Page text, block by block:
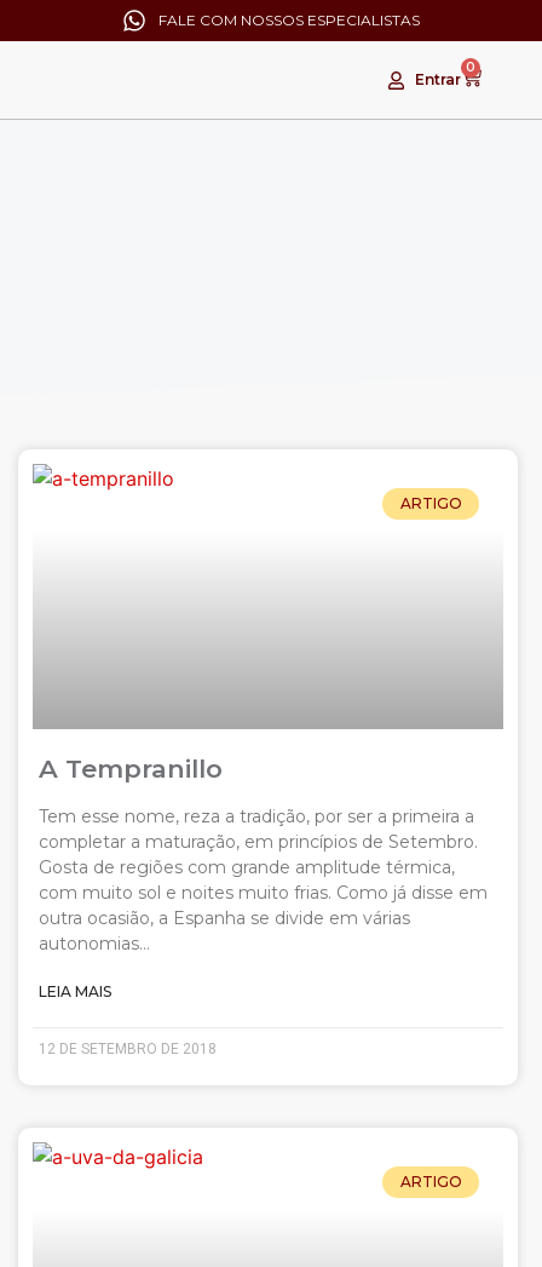
FALE COM NOSSOS ESPECIALISTAS
Entrar
0
ARTIGO
A Tempranillo
Tem esse nome, reza a tradição, por ser a primeira a
completar a maturação, em princípios de Setembro.
Gosta de regiões com grande amplitude térmica,
com muito sol e noites muito frias. Como já disse em
outra ocasião, a Espanha se divide em várias
autonomias…
LEIA MAIS
12 DE SETEMBRO DE 2018
ARTIGO